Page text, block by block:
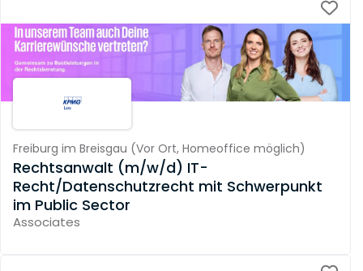
Freiburg im Breisgau (Vor Ort, Homeoffice möglich)
Rechtsanwalt (m/w/d) IT-
Recht/Datenschutzrecht mit Schwerpunkt
im Public Sector
Associates